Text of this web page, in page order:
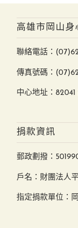
高雄市岡山身
聯絡電話：
傳真號碼：
中心地址：82041
捐款資訊
郵政劃撥：
戶名：財團法人
指定捐款單位：